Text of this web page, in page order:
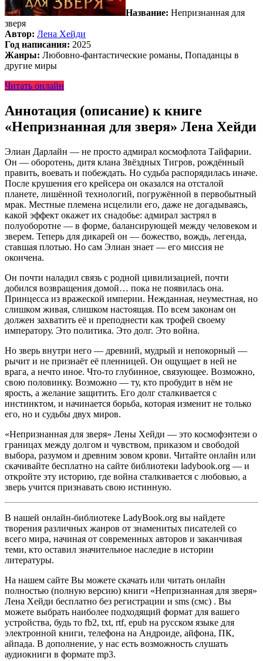
Название: Непризнанная для
зверя
Автор: Лена Хейди
Год написания: 2025
Жанры: Любовно-фантастические романы, Попаданцы в
другие миры
Читать онлайн
Аннотация (описание) к книге
«Непризнанная для зверя» Лена Хейди
Элиан Дарлайн — не просто адмирал космофлота Тайфарии.
Он — оборотень, дитя клана Звёздных Тигров, рождённый
править, воевать и побеждать. Но судьба распорядилась иначе.
После крушения его крейсера он оказался на отсталой
планете, лишённой технологий, погружённой в первобытный
мрак. Местные племена исцелили его, даже не догадываясь,
какой эффект окажет их снадобье: адмирал застрял в
полуоборотне — в форме, балансирующей между человеком и
зверем. Теперь для дикарей он — божество, вождь, легенда,
ставшая плотью. Но сам Элиан знает — его миссия не
окончена.
Он почти наладил связь с родной цивилизацией, почти
добился возвращения домой… пока не появилась она.
Принцесса из вражеской империи. Нежданная, неуместная, но
слишком живая, слишком настоящая. По всем законам он
должен захватить её и преподнести как трофей своему
императору. Это политика. Это долг. Это война.
Но зверь внутри него — древний, мудрый и непокорный —
рычит и не признаёт её пленницей. Он ощущает в ней не
врага, а нечто иное. Что-то глубинное, связующее. Возможно,
свою половинку. Возможно — ту, кто пробудит в нём не
ярость, а желание защитить. Его долг сталкивается с
инстинктом, и начинается борьба, которая изменит не только
его, но и судьбы двух миров.
«Непризнанная для зверя» Лены Хейди — это космофэнтези о
границах между долгом и чувством, приказом и свободой
выбора, разумом и древним зовом крови. Читайте онлайн или
скачивайте бесплатно на сайте библиотеки ladybook.org — и
откройте эту историю, где война сталкивается с любовью, а
зверь учится признавать свою истинную.
В нашей онлайн-библиотеке LadyBook.org вы найдете
творения различных жанров от знаменитых писателей со
всего мира, начиная от современных авторов и заканчивая
теми, кто оставил значительное наследие в истории
литературы.
На нашем сайте Вы можете скачать или читать онлайн
полностью (полную версию) книги «Непризнанная для зверя»
Лена Хейди бесплатно без регистрации и sms (смс) . Вы
можете выбрать наиболее подходящий формат для вашего
устройства, будь то fb2, txt, rtf, epub на русском языке для
электронной книги, телефона на Андроиде, айфона, ПК,
айпада. В дополнение, у нас есть возможность слушать
аудиокниги в формате mp3.